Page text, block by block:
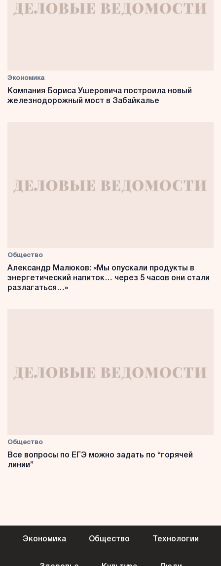
Экономика
Компания Бориса Ушеровича построила новый
железнодорожный мост в Забайкалье
Общество
Александр Малюков: «Мы опускали продукты в
энергетический напиток… через 5 часов они стали
разлагаться…»
Общество
Все вопросы по ЕГЭ можно задать по “горячей
линии”
Экономика Общество Технологии